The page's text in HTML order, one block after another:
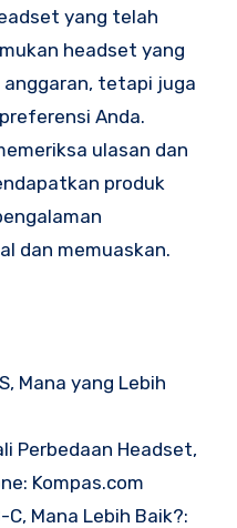
yang telah
headset yang
tetapi juga
Anda.
ulasan dan
produk
dan memuaskan.
Mana yang Lebih
Perbedaan Headset,
Kompas.com
Mana Lebih Baik?: